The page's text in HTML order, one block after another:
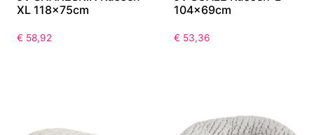
XL 118x75cm
€ 58,92
104x69cm
€ 53,36